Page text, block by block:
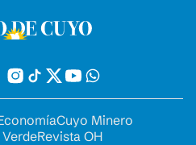
Cuyo Minero
Revista OH